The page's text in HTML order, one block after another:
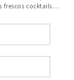
frescos cocktails....
nossa posse.